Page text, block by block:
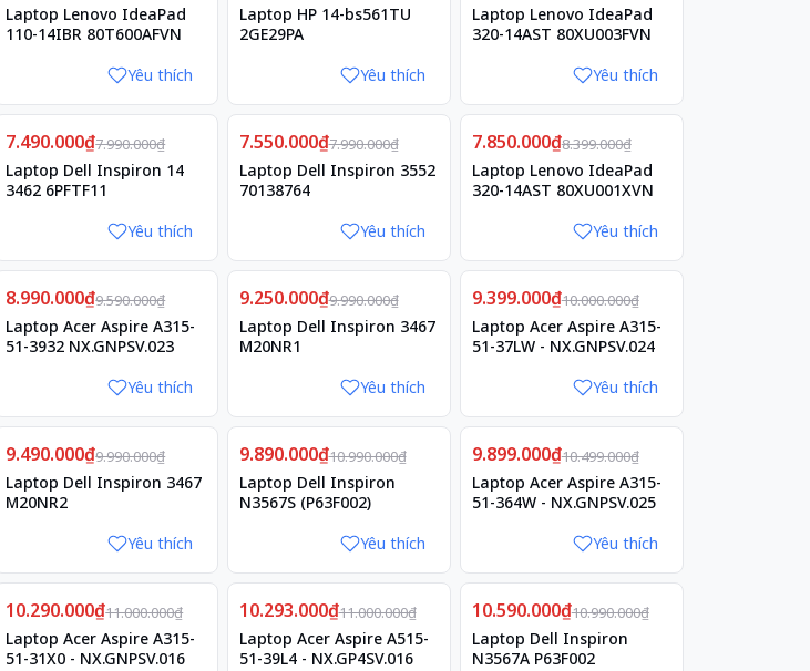
Laptop Lenovo IdeaPad
110-14IBR 80T600AFVN
Yêu thích
Laptop HP 14-bs561TU
2GE29PA
Yêu thích
Laptop Lenovo IdeaPad
320-14AST 80XU003FVN
Yêu thích
Giảm6%
7.490.000₫7.990.000₫
Laptop Dell Inspiron 14
3462 6PFTF11
Yêu thích
Giảm6%
7.550.000₫7.990.000₫
Laptop Dell Inspiron 3552
70138764
Yêu thích
Giảm7%
7.850.000₫8.399.000₫
Laptop Lenovo IdeaPad
320-14AST 80XU001XVN
Yêu thích
Giảm6%
8.990.000₫9.590.000₫
Laptop Acer Aspire A315-
51-3932 NX.GNPSV.023
Yêu thích
Giảm7%
9.250.000₫9.990.000₫
Laptop Dell Inspiron 3467
M20NR1
Yêu thích
Giảm6%
9.399.000₫10.000.000₫
Laptop Acer Aspire A315-
51-37LW - NX.GNPSV.024
Yêu thích
Giảm5%
9.490.000₫9.990.000₫
Laptop Dell Inspiron 3467
M20NR2
Yêu thích
Giảm10%
9.890.000₫10.990.000₫
Laptop Dell Inspiron
N3567S (P63F002)
Yêu thích
Giảm6%
9.899.000₫10.499.000₫
Laptop Acer Aspire A315-
51-364W - NX.GNPSV.025
Yêu thích
Giảm6%
10.290.000₫11.000.000₫
Laptop Acer Aspire A315-
51-31X0 - NX.GNPSV.016
Giảm6%
10.293.000₫11.000.000₫
Laptop Acer Aspire A515-
51-39L4 - NX.GP4SV.016
Giảm4%
10.590.000₫10.990.000₫
Laptop Dell Inspiron
N3567A P63F002